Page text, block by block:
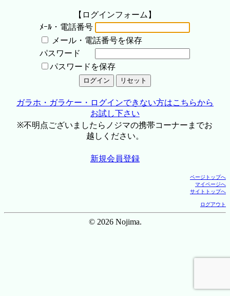
【ログインフォーム】
ﾒｰﾙ・電話番号
メール・電話番号を保存
パスワード
パスワードを保存
ガラホ・ガラケー・ログインできない方はこちらから
お試し下さい
※不明点ございましたらノジマの携帯コーナーまでお
越しください。
新規会員登録
ページトップへ
マイページへ
サイトトップへ
ログアウト
© 2026 Nojima.